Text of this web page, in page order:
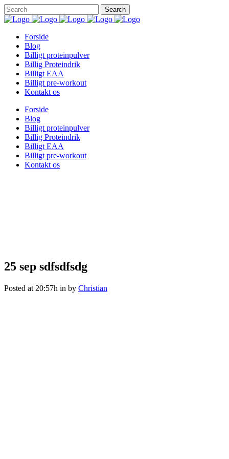
Forside
Blog
Billigt proteinpulver
Billig Proteindrik
Billigt EAA
Billigt pre-workout
Kontakt os
Forside
Blog
Billigt proteinpulver
Billig Proteindrik
Billigt EAA
Billigt pre-workout
Kontakt os
25 sep sdfsdfsdg
Posted at 20:57h in by Christian